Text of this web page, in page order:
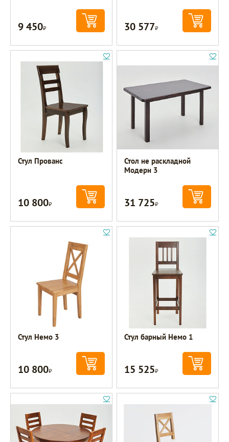
9 450Р 30 577Р
Стул Прованс
10 800Р
Стол не раскладной
Модерн 3
31 725Р
Стул Немо 3
10 800Р
Стул барный Немо 1
15 525Р